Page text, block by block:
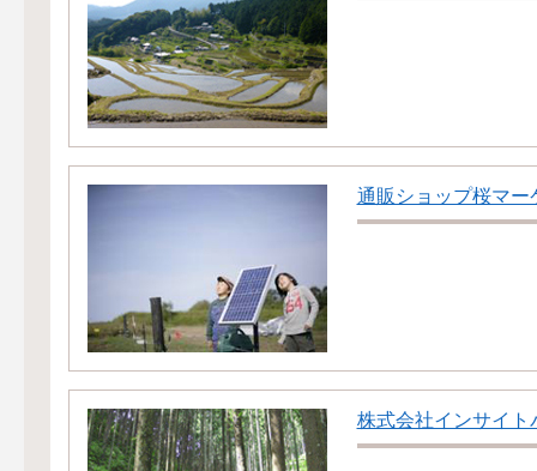
通販ショップ桜マー
株式会社インサイト